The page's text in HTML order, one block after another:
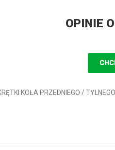
OPINIE
KOŁA PRZEDNIEGO /